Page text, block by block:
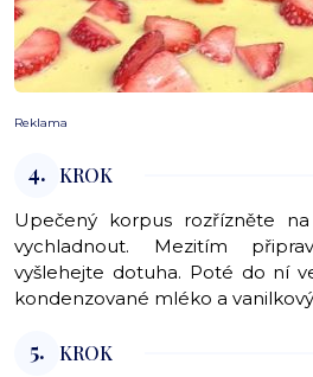
Reklama
4. KROK
Upečený korpus rozřízněte
vychladnout. Mezitím
vyšlehejte dotuha. Poté do ní
kondenzované mléko a
5. KROK